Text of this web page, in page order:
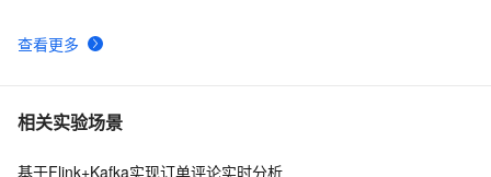
查看更多
相关实验场景
基于Flink+Kafka实现订单评论实时分析